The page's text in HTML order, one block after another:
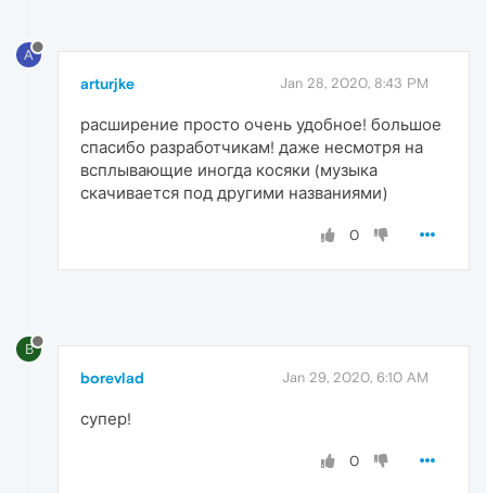
A
arturjke Jan 28, 2020, 8:43 PM
расширение просто очень удобное! большое
спасибо разработчикам! даже несмотря на
всплывающие иногда косяки (музыка
скачивается под другими названиями)
0
B
borevlad Jan 29, 2020, 6:10 AM
супер!
0